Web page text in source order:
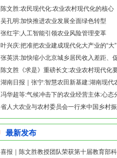
陈文胜:农民现代化:农业农村现代化的核心
吴孔明:加快推进农业发展全面绿色转型
张红宇:人工智能引领农业风险管理变革
叶兴庆:把准把农业建成现代化大产业的“大”
最新发布